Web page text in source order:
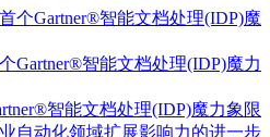
Gartner®智能文档处理(IDP)魔力
智能文档处理(IDP)魔力象限
自动化领域扩展影响力的进一步